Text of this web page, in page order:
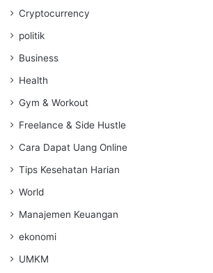
Cryptocurrency
politik
Business
Health
Gym & Workout
Freelance & Side Hustle
Cara Dapat Uang Online
Tips Kesehatan Harian
World
Manajemen Keuangan
ekonomi
UMKM